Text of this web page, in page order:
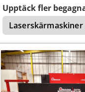
Upptäck fler
Laserskärmaskiner